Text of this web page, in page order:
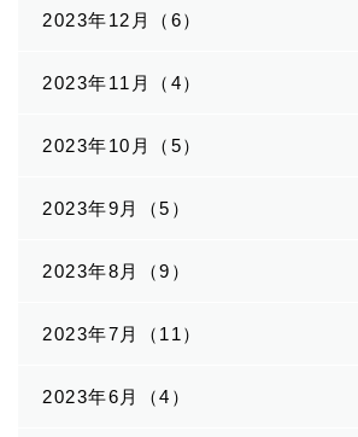
2023年12月（6）
2023年11月（4）
2023年10月（5）
2023年9月（5）
2023年8月（9）
2023年7月（11）
2023年6月（4）